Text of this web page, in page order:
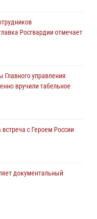
в нападении
семье, у которой
Росгвардии отмечает
управления
вручили табельное
с Героем России
документальный